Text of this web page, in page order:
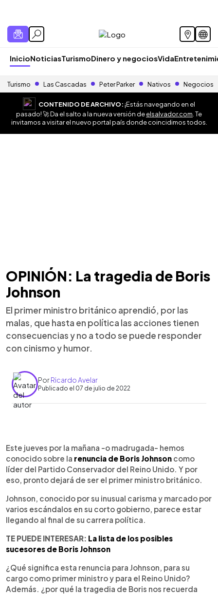
InicioNoticiasTurismoDinero y negociosVida
Turismo Las Cascadas Peter Parker Nativos Negocios
CONTENIDO DE ARCHIVO:¡Estás navegando en el
pasado! 🚀 Da el salto a la nueva versión deelsalvador.com . Te
invitamos a visitar el nuevo portal país donde coincidimos todos.
OPINIÓN: La tragedia de Boris
Johnson
El primer ministro británico aprendió, por las
malas, que hasta en política las acciones tienen
consecuencias y no a todo se puede responder
con cinismo y humor.
PorRicardo Avelar
Publicado el 07 de julio de 2022
Escuchar artículo
Este jueves por la mañana -o madrugada- hemos
conocido sobre la renuncia de Boris Johnson como
líder del Partido Conservador del Reino Unido. Y por
eso, pronto dejará de ser el primer ministro británico.
Johnson, conocido por su inusual carisma y marcado por
varios escándalos en su corto gobierno, parece estar
llegando al final de su carrera política.
TE PUEDE INTERESAR: La lista de los posibles
sucesores de Boris Johnson
¿Qué significa esta renuncia para Johnson, para su
cargo como primer ministro y para el Reino Unido?
Además. ¿por qué la tragedia de Boris nos recuerda